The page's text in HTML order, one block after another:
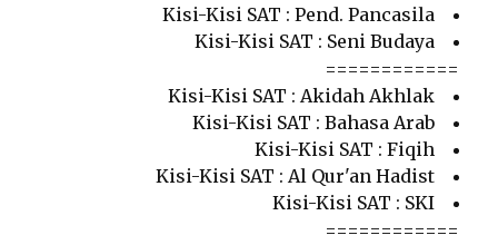
Kisi-Kisi SAT : Pend. Pancasila
Kisi-Kisi SAT : Seni Budaya
============
Kisi-Kisi SAT : Akidah Akhlak
Kisi-Kisi SAT : Bahasa Arab
Kisi-Kisi SAT : Fiqih
Kisi-Kisi SAT : Al Qur'an Hadist
Kisi-Kisi SAT : SKI
============